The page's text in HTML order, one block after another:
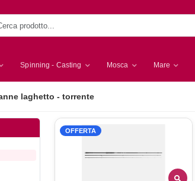
Spinning - Casting Mosca Mare
laghetto - torrente
OFFERTA